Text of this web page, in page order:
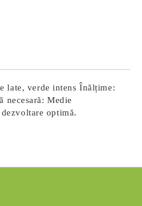
late, verde intens Înălțime:
necesară: Medie
optimă.